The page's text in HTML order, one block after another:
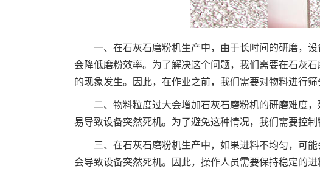
一、在石灰石磨粉机生产中，由于长时间的研磨，
会降低磨粉效率。为了解决这个问题，我们需要在石灰
的现象发生。因此，在作业之前，我们需要对物料进行筛
二、物料粒度过大会增加石灰石磨粉机的研磨难度
易导致设备突然死机。为了避免这种情况，我们需要控制
三、在石灰石磨粉机生产中，如果进料不均匀，可
会导致设备突然死机。因此，操作人员需要保持稳定的进